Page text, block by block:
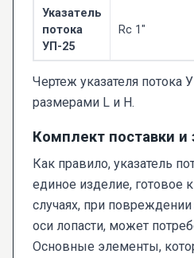
Указатель
потока
УП-25
Rc 1"
Чертеж указателя потока
размерами L и H.
Комплект поставки и
Как правило, указатель
единое изделие, готовое
случаях, при
оси лопасти, может
Основные элементы,